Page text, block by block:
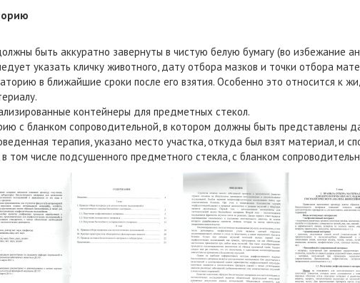
быть аккуратно завернуты в чистую белую бумагу (во избежание
указать кличку животного, дату отбора мазков и точки отбора
в ближайшие сроки после его взятия. Особенно это относится к
контейнеры для предметных стекол.
с бланком сопроводительной, в котором должны быть представлены
терапия, указано место участка, откуда был взят материал, и
том числе подсушенного предметного стекла, с бланком